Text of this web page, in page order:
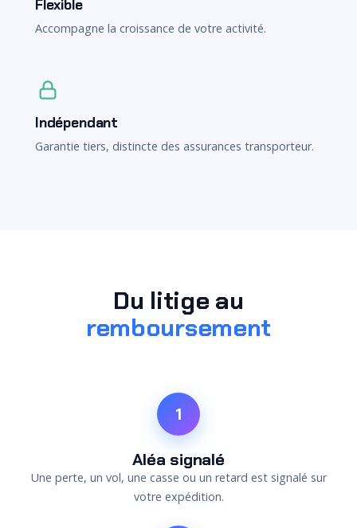
Flexible
Accompagne la croissance de votre activité.
Indépendant
Garantie tiers, distincte des assurances transporteur.
Du litige au
remboursement
1
Aléa signalé
Une perte, un vol, une casse ou un retard est signalé sur
votre expédition.